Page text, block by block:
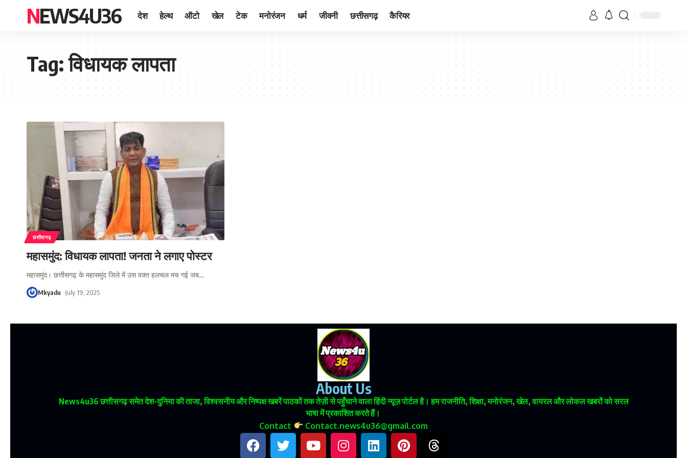
NEWS4U36 देश हेल्थ ऑटो खेल टेक मनोरंजन धर्म जीवनी छत्तीसगढ़ कैरियर
Tag:विधायक लापता
छत्तीसगढ़
महासमुंद: विधायक लापता! जनता ने लगाए पोस्टर
महासमुंद। छत्तीसगढ़ के महासमुंद जिले में उस वक्त हलचल मच गई जब…
Mkyadu July 19, 2025
About Us
News4u36छत्तीसगढ़ समेत देश-दुनिया की ताजा, विश्वसनीय और निष्पक्ष खबरें पाठकों तक तेज़ी से पहुँचाने वाला हिंदी न्यूज़ पोर्टल है। हम राजनीति, शिक्षा, मनोरंजन, खेल, वायरल और लोकल खबरों को सरल
भाषा में प्रकाशित करते हैं।
Contact
Contact.news4u36@gmail.com